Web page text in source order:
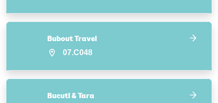
Bubout Travel
07.C048
Bucuti & Tara